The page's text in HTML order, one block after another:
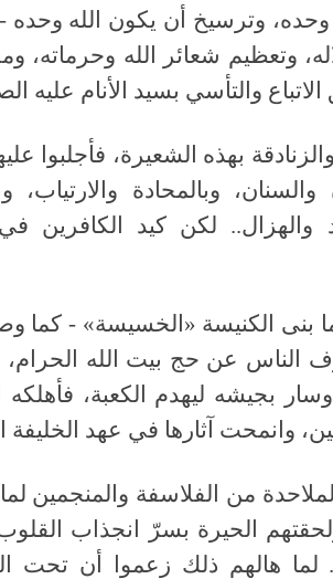
وترسيخ أن يكون الله وحده -
وتعظيم شعائر الله وحرماته،
والتأسي بسيد الأنام عليه
بهذه الشعيرة، فأجلبوا
وبالمحادة والارتياب،
والهزال.. لكن كيد الكافرين
بنى الكنيسة «الخسيسة» - كما
الناس عن حج بيت الله
بجيشه ليهدم الكعبة، فأهلكه
وانمحت آثارها في عهد الخليفة
من الفلاسفة والمنجمين
الحيرة بسرّ انجذاب القلوب
لما هالهم ذلك زعموا أن تحت